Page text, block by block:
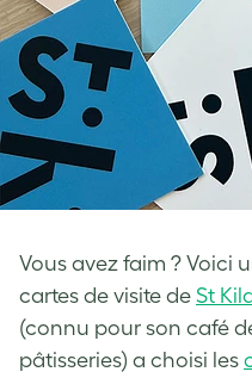
Vous avez faim ? Voici
cartes de visite de St
(connu pour son café
pâtisseries) a choisi les